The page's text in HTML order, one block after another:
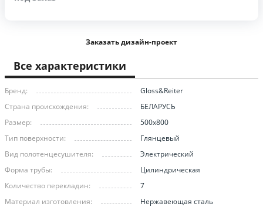
Заказать дизайн-проект
Все характеристики
Бренд:
Gloss&Reiter
Страна происхождения:
БЕЛАРУСЬ
Размер:
500х800
Тип поверхности:
Глянцевый
Вид полотенцесушителя:
Электрический
Форма трубы:
Цилиндрическая
Количество перекладин:
7
Материал изготовления:
Нержавеющая сталь